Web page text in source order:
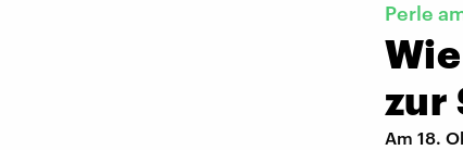
Perle
zur
Am 18.